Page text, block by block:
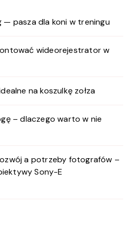
— pasza dla koni w treningu
wideorejestrator w
na koszulkę zołza
– dlaczego warto w nie
a potrzeby fotografów –
Sony-E